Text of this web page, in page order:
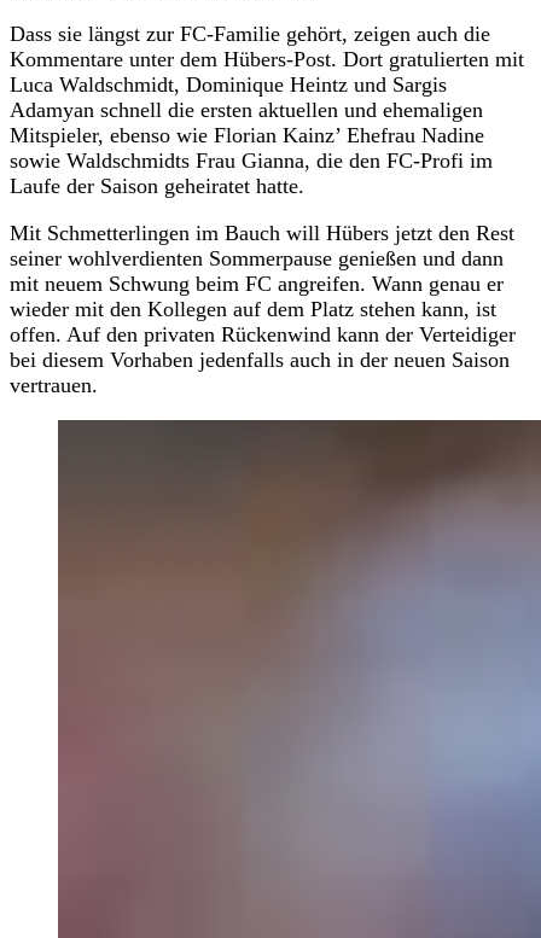
Dass sie längst zur FC-Familie gehört, zeigen auch die
Kommentare unter dem Hübers-Post. Dort gratulierten mit
Luca Waldschmidt, Dominique Heintz und Sargis
Adamyan schnell die ersten aktuellen und ehemaligen
Mitspieler, ebenso wie Florian Kainz’ Ehefrau Nadine
sowie Waldschmidts Frau Gianna, die den FC-Profi im
Laufe der Saison geheiratet hatte.
Mit Schmetterlingen im Bauch will Hübers jetzt den Rest
seiner wohlverdienten Sommerpause genießen und dann
mit neuem Schwung beim FC angreifen. Wann genau er
wieder mit den Kollegen auf dem Platz stehen kann, ist
offen. Auf den privaten Rückenwind kann der Verteidiger
bei diesem Vorhaben jedenfalls auch in der neuen Saison
vertrauen.